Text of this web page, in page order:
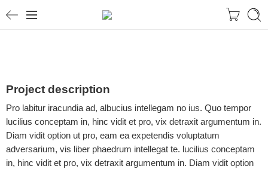
Project description
Pro labitur iracundia ad, albucius intellegam no ius. Quo tempor
lucilius conceptam in, hinc vidit et pro, vix detraxit argumentum in.
Diam vidit option ut pro, eam ea expetendis voluptatum
adversarium, vis liber phaedrum intellegat te. lucilius conceptam
in, hinc vidit et pro, vix detraxit argumentum in. Diam vidit option